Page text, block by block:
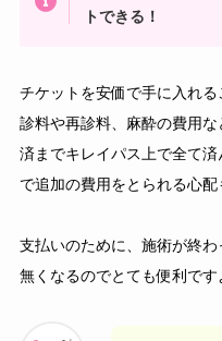
トできる！
チケットを安価で手に入れ
診料や再診料、麻酔の費用
済までキレイパス上で全て
で追加の費用をとられる心配
支払いのために、施術が終
無くなるのでとても便利です